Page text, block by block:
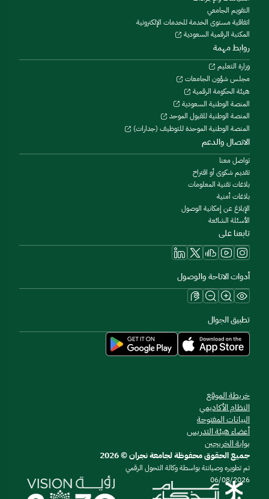
التقويم الجامعي
اتفاقية مستوى الخدمة للخدمات الإلكترونية
المكتبة الرقمية السعودية
روابط مهمة
وزارة التعليم
مجلس شؤون الجامعات
هيئة الحكومة الرقمية
المنصة الوطنية السعودية
المنصة الوطنية للقبول الموحد
المنصة الوطنية الموحدة للتوظيف (جدارات)
الاتصال والدعم
تواصل معنا
تقديم شكوى أو اقتراح
بلاغات تقنية المعلومات
بلاغات أمنية
الإبلاغ عن إمكانية الوصول
الأسئلة الشائعة
تابعنا على
أدوات الاتاحة والوصول
تطبيق الجوال
خريطة الموقع
النظام الأكاديمي
البيانات المفتوحة
أعضاء هيئة التدريس
بوابة الخريجين
جميع الحقوق محفوظة لجامعة نجران © 2026
تم تطويره وصيانتة بواسطة وكالة التحول الرقمي
06/08/2026